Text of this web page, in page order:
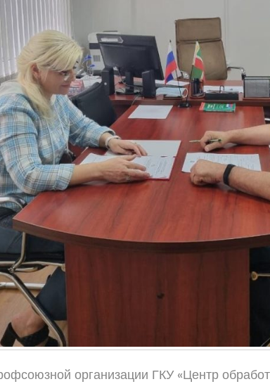
организации ГКУ «Центр